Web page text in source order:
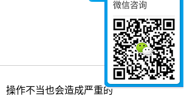
作不当也会造成严重的
微信咨询